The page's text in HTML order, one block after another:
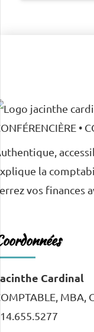
la
vos finances
Cardinal
MBA,